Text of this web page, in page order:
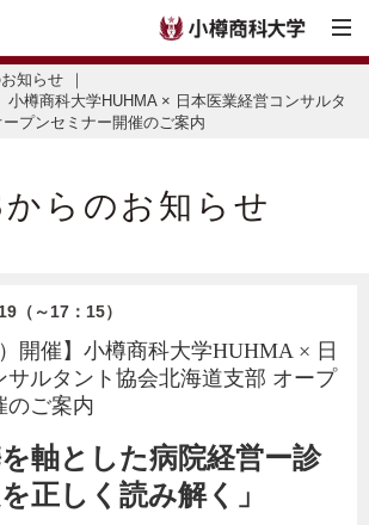
知らせ
｜
小樽商科大学HUHMA × 日本医業経営コンサルタ
プンセミナー開催のご案内
からのお知らせ
（～17：15）
）開催】小樽商科大学HUHMA × 日
サルタント協会北海道支部 オープ
のご案内
を軸とした病院経営ー診
正しく読み解く」